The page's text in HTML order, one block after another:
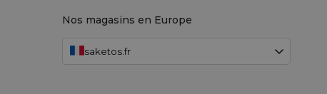
Nos magasins en Europe
saketos.fr